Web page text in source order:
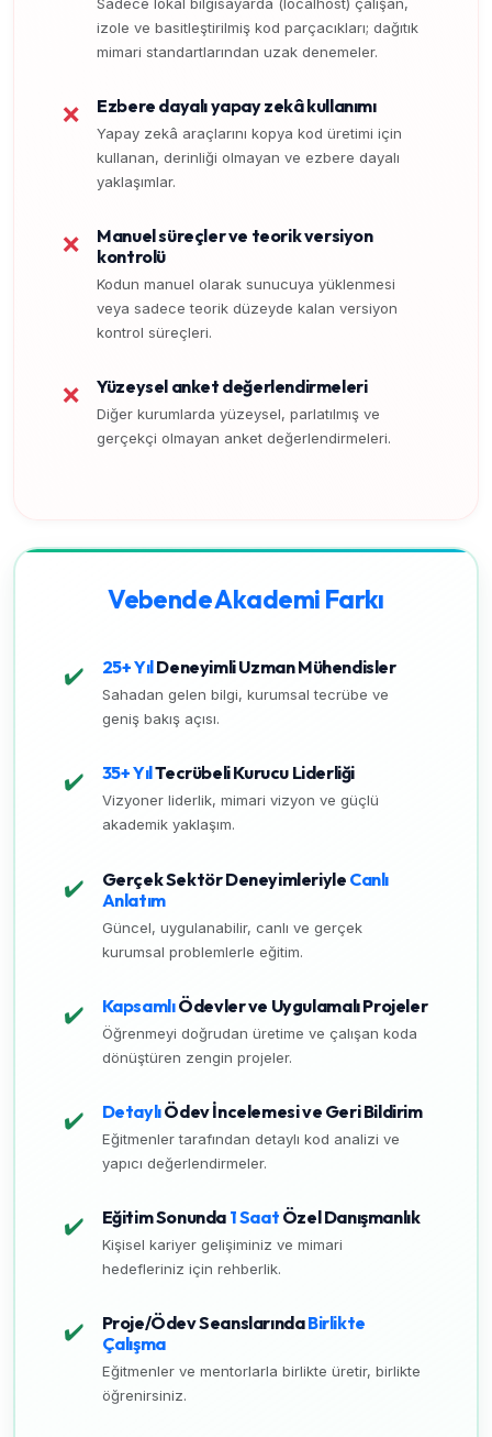
izole ve basitleştirilmiş kod parçacıkları; dağıtık
mimari standartlarından uzak denemeler.
❌ Ezbere dayalı yapay zekâ kullanımı
Yapay zekâ araçlarını kopya kod üretimi için
kullanan, derinliği olmayan ve ezbere dayalı
yaklaşımlar.
❌
Manuel süreçler ve teorik versiyon
kontrolü
Kodun manuel olarak sunucuya yüklenmesi
veya sadece teorik düzeyde kalan versiyon
kontrol süreçleri.
❌ Yüzeysel anket değerlendirmeleri
Diğer kurumlarda yüzeysel, parlatılmış ve
gerçekçi olmayan anket değerlendirmeleri.
Vebende Akademi Farkı
✔️ 25+ YılDeneyimli Uzman Mühendisler
Sahadan gelen bilgi, kurumsal tecrübe ve
geniş bakış açısı.
✔️ 35+ YılTecrübeli Kurucu Liderliği
Vizyoner liderlik, mimari vizyon ve güçlü
akademik yaklaşım.
✔️ Gerçek Sektör Deneyimleriyle Canlı
Anlatım
Güncel, uygulanabilir, canlı ve gerçek
kurumsal problemlerle eğitim.
✔️ KapsamlıÖdevler ve Uygulamalı Projeler
Öğrenmeyi doğrudan üretime ve çalışan koda
dönüştüren zengin projeler.
✔️ DetaylıÖdev İncelemesi ve Geri Bildirim
Eğitmenler tarafından detaylı kod analizi ve
yapıcı değerlendirmeler.
✔️ Eğitim Sonunda 1 Saat Özel Danışmanlık
Kişisel kariyer gelişiminiz ve mimari
hedefleriniz için rehberlik.
✔️ Proje/Ödev SeanslarındaBirlikte
Çalışma
Eğitmenler ve mentorlarla birlikte üretir, birlikte
öğrenirsiniz.